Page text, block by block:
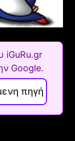
iGuRu.gr
Google.
πηγή